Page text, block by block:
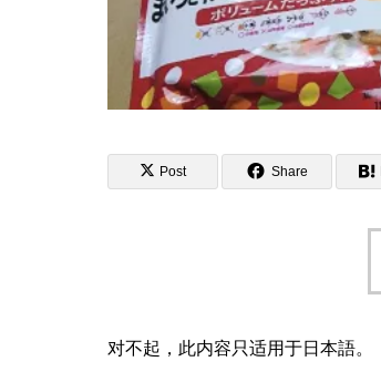
Post Share
对不起，此内容只适用于日本語。